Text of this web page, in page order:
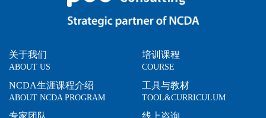
关于我们
ABOUT US
NCDA生涯课程介绍
ABOUT NCDA PROGRAM
专家团队
培训课程
COURSE
工具与教材
TOOL&CURRICULUM
线上咨询